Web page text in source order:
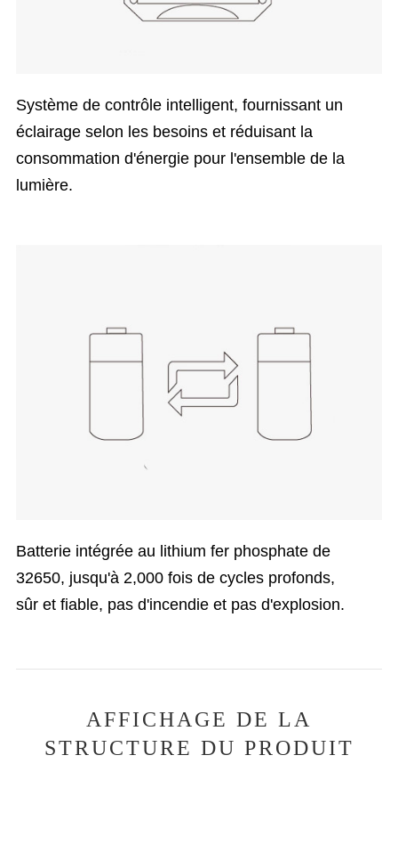
Système de contrôle intelligent, fournissant un
éclairage selon les besoins et réduisant la
consommation d'énergie pour l'ensemble de la
lumière.
Batterie intégrée au lithium fer phosphate de
32650, jusqu'à 2,000 fois de cycles profonds,
sûr et fiable, pas d'incendie et pas d'explosion.
AFFICHAGE DE LA
STRUCTURE DU PRODUIT